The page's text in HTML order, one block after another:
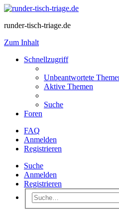
runder-tisch-triage.de
Zum Inhalt
Schnellzugriff
Unbeantwortete
Aktive Themen
Suche
Foren
FAQ
Anmelden
Registrieren
Suche
Anmelden
Registrieren